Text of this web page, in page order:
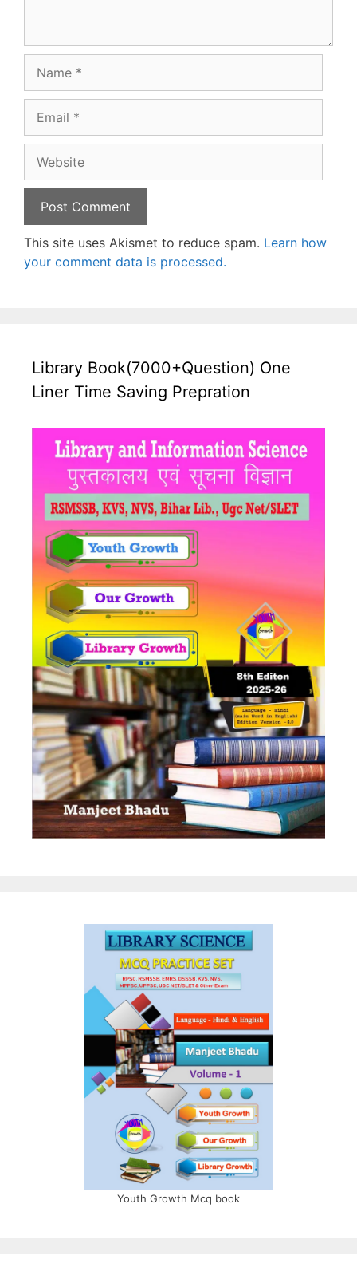
This site uses Akismet to reduce spam. Learn how
your comment data is processed.
Library Book(7000+Question) One
Liner Time Saving Prepration
Youth Growth Mcq book